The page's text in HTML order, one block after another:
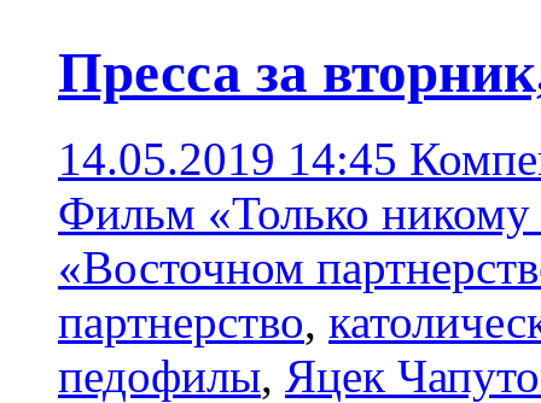
Пресса за
14.05.2019 14:45
Фильм «Только никому
«Восточном
партнерство,
педофилы, Яцек